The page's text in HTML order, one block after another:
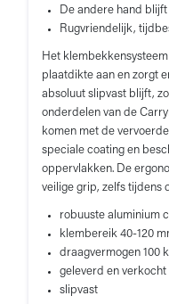
De andere hand blijft
Rugvriendelijk,
Het
plaatdikte aan en zorgt
absoluut slipvast blijft,
onderdelen van de
komen met de
speciale coating en
oppervlakken. De
veilige grip, zelfs tijdens
robuuste aluminium
klembereik 40-120
draagvermogen 100
geleverd en
slipvast